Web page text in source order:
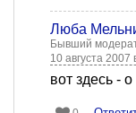
Люба
Бывший
10 августа 2007
вот здесь -